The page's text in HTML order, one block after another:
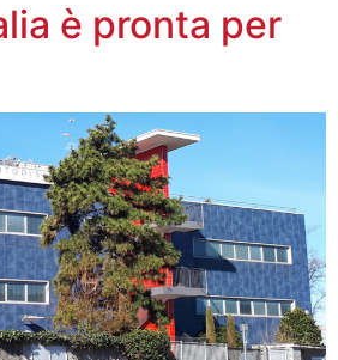
è pronta per